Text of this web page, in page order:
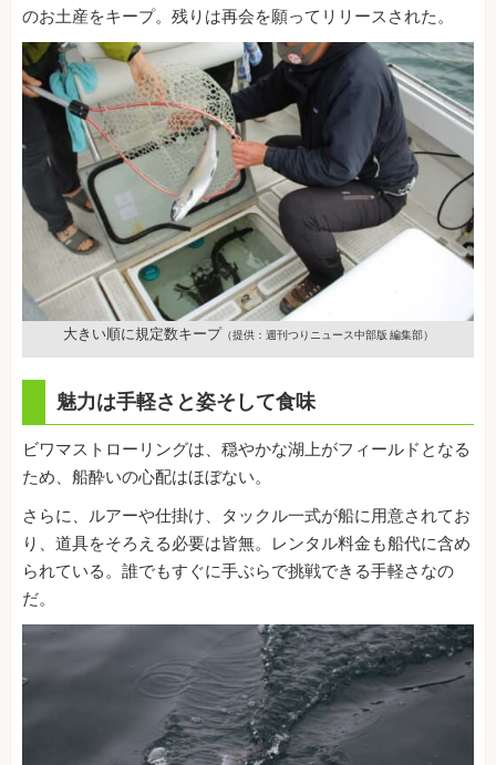
のお土産をキープ。残りは再会を願ってリリースされた。
大きい順に規定数キープ （提供：週刊つりニュース中部版 編集部）
魅力は手軽さと姿そして食味
ビワマストローリングは、穏やかな湖上がフィールドとなる
ため、船酔いの心配はほぼない。
さらに、ルアーや仕掛け、タックル一式が船に用意されてお
り、道具をそろえる必要は皆無。レンタル料金も船代に含め
られている。誰でもすぐに手ぶらで挑戦できる手軽さなの
だ。